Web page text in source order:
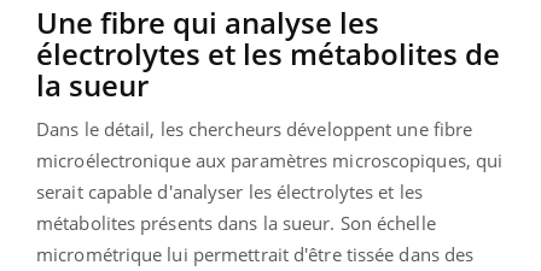
Une fibre qui analyse les
électrolytes et les métabolites de
la sueur
Dans le détail, les chercheurs développent une fibre
microélectronique aux paramètres microscopiques, qui
serait capable d'analyser les électrolytes et les
métabolites présents dans la sueur. Son échelle
micrométrique lui permettrait d'être tissée dans des